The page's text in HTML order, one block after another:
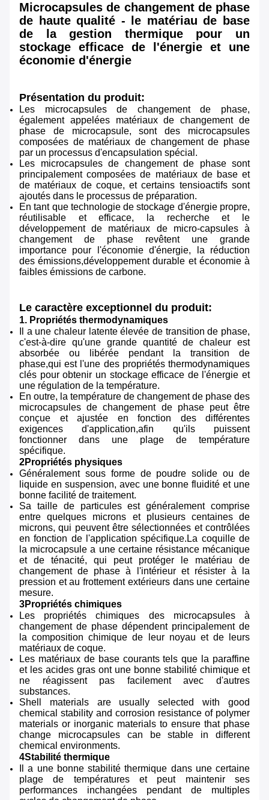
Microcapsules de changement de phase
de haute qualité - le matériau de base
de la gestion thermique pour un
stockage efficace de l'énergie et une
économie d'énergie
Présentation du produit:
Les microcapsules de changement de phase,
également appelées matériaux de changement de
phase de microcapsule, sont des microcapsules
composées de matériaux de changement de phase
par un processus d'encapsulation spécial.
Les microcapsules de changement de phase sont
principalement composées de matériaux de base et
de matériaux de coque, et certains tensioactifs sont
ajoutés dans le processus de préparation.
En tant que technologie de stockage d'énergie propre,
réutilisable et efficace, la recherche et le
développement de matériaux de micro-capsules à
changement de phase revêtent une grande
importance pour l'économie d'énergie, la réduction
des émissions,développement durable et économie à
faibles émissions de carbone.
Le caractère exceptionnel du produit:
1. Propriétés thermodynamiques
Il a une chaleur latente élevée de transition de phase,
c'est-à-dire qu'une grande quantité de chaleur est
absorbée ou libérée pendant la transition de
phase,qui est l'une des propriétés thermodynamiques
clés pour obtenir un stockage efficace de l'énergie et
une régulation de la température.
En outre, la température de changement de phase des
microcapsules de changement de phase peut être
conçue et ajustée en fonction des différentes
exigences d'application,afin qu'ils puissent
fonctionner dans une plage de température
spécifique.
2Propriétés physiques
Généralement sous forme de poudre solide ou de
liquide en suspension, avec une bonne fluidité et une
bonne facilité de traitement.
Sa taille de particules est généralement comprise
entre quelques microns et plusieurs centaines de
microns, qui peuvent être sélectionnées et contrôlées
en fonction de l'application spécifique.La coquille de
la microcapsule a une certaine résistance mécanique
et de ténacité, qui peut protéger le matériau de
changement de phase à l'intérieur et résister à la
pression et au frottement extérieurs dans une certaine
mesure.
3Propriétés chimiques
Les propriétés chimiques des microcapsules à
changement de phase dépendent principalement de
la composition chimique de leur noyau et de leurs
matériaux de coque.
Les matériaux de base courants tels que la paraffine
et les acides gras ont une bonne stabilité chimique et
ne réagissent pas facilement avec d'autres
substances.
Shell materials are usually selected with good
chemical stability and corrosion resistance of polymer
materials or inorganic materials to ensure that phase
change microcapsules can be stable in different
chemical environments.
4Stabilité thermique
Il a une bonne stabilité thermique dans une certaine
plage de températures et peut maintenir ses
performances inchangées pendant de multiples